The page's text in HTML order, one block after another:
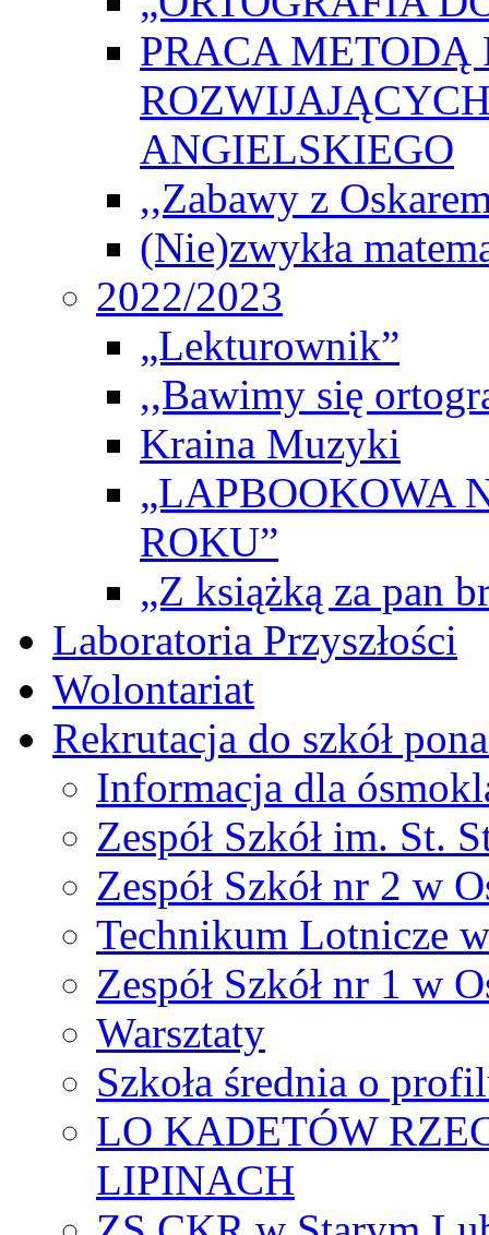
PRACA METODĄ
ANGIELSKIEGO
,,Zabawy z
(Nie)zwykła
2022/2023
„Lekturownik”
,,Bawimy się
Kraina Muzyki
„LAPBOOKOWA
ROKU”
„Z książką za pan
Laboratoria Przyszłości
Wolontariat
Rekrutacja do szkół
Informacja dla
Zespół Szkół im. St.
Zespół Szkół nr 2 w
Technikum Lotnicze
Zespół Szkół nr 1 w
Warsztaty
Szkoła średnia o
LO KADETÓW
LIPINACH